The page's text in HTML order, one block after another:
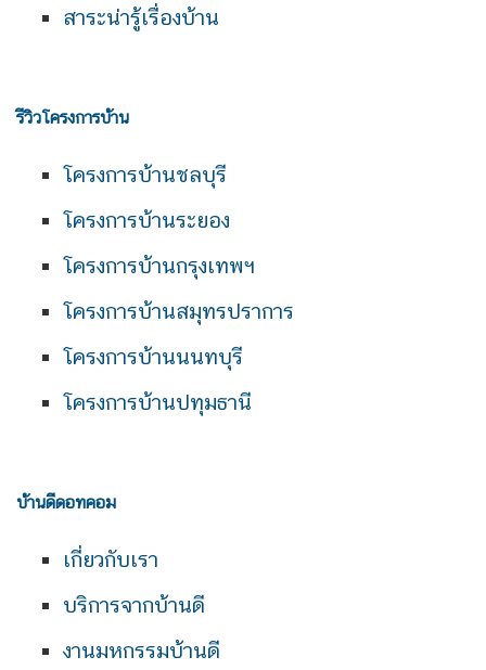
สาระน่ารู้เรื่องบ้าน
รีวิวโครงการบ้าน
โครงการบ้านชลบุรี
โครงการบ้านระยอง
โครงการบ้านกรุงเทพฯ
โครงการบ้านสมุทรปราการ
โครงการบ้านนนทบุรี
โครงการบ้านปทุมธานี
บ้านดีดอทคอม
เกี่ยวกับเรา
บริการจากบ้านดี
งานมหกรรมบ้านดี